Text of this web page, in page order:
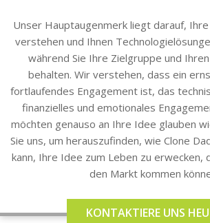
Unser Hauptaugenmerk liegt darauf,
verstehen und Ihnen
während Sie Ihre Zielgruppe und
behalten. Wir verstehen, dass ein
fortlaufendes Engagement ist, das
finanzielles und emotionales
möchten genauso an Ihre Idee glauben
Sie uns, um herauszufinden, wie Clone
kann, Ihre Idee zum Leben zu erwecken,
den Markt kommen
KONTAKTIERE UNS